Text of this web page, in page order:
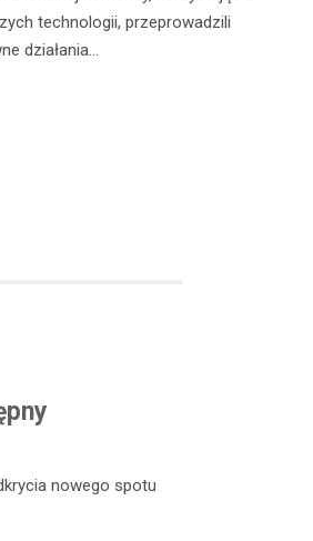
technologii, przeprowadzili
działania…
nowego spotu